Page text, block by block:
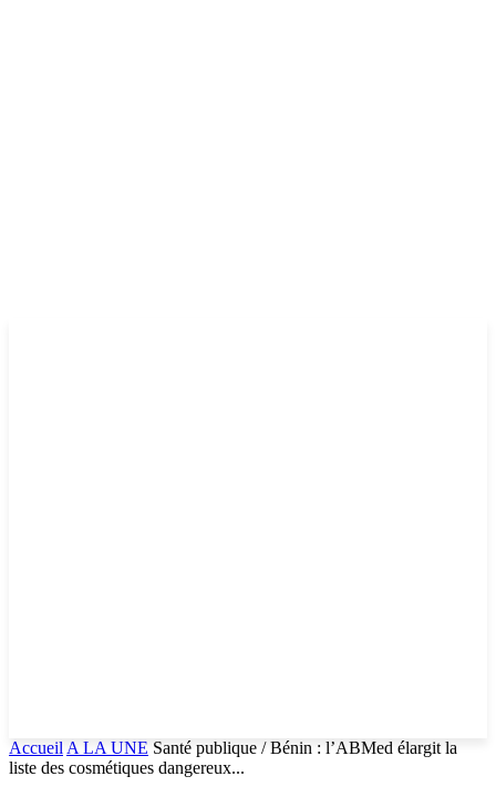
Accueil A LA UNE Santé publique / Bénin : l’ABMed élargit la
liste des cosmétiques dangereux...